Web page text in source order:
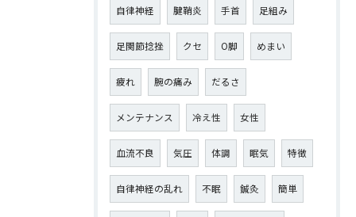
自律神経 腱鞘炎 手首 足組み
足関節捻挫 クセ O脚 めまい
疲れ 腕の痛み だるさ
メンテナンス 冷え性 女性
血流不良 気圧 体調 眠気 特徴
自律神経の乱れ 不眠 鍼灸 簡単